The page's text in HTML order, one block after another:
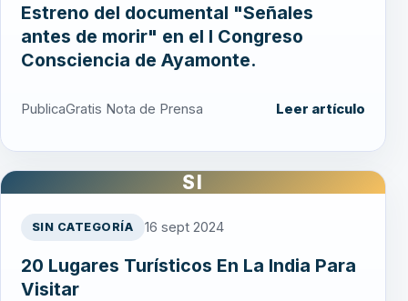
Estreno del documental "Señales
antes de morir" en el I Congreso
Consciencia de Ayamonte.
PublicaGratis Nota de Prensa Leer artículo
SI
SIN CATEGORÍA 16 sept 2024
20 Lugares Turísticos En La India Para
Visitar